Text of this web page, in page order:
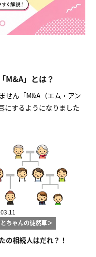
M&A」とは？
せん「M&A（エム・アン
にするようになりました
ちゃんの徒然草＞
の相続人はだれ？！